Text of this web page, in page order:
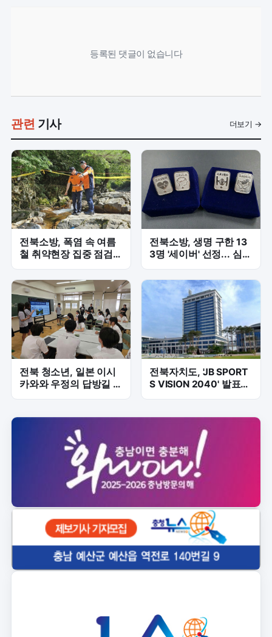
등록된 댓글이 없습니다
관련 기사 더보기 →
전북소방, 폭염 속 여름
철 취약현장 집중 점검…
안전 최전선 누빈다
전북소방, 생명 구한 13
3명 '세이버' 선정... 심정
지부터 응급분만까지
전북 청소년, 일본 이시
카와와 우정의 답방길 올
라… 2년 연속 교류 시동
전북자치도, 'JB SPORT
S VISION 2040' 발표…
국제 스포츠도시 도약 신